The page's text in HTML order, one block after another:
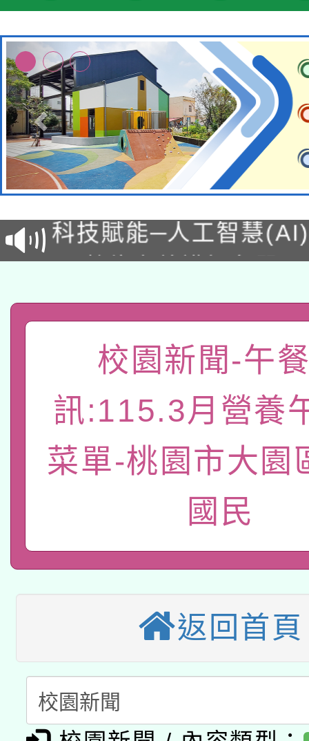
適應運動共學行動站研
本館辦理115年度閱讀
暨閱讀推動專業研習
科技賦能─人工智慧
礎課程
A3數位素養講師名單
pilot」
有關大陸委員會函釋公
薪期間赴陸應申請許可
轉知經濟部水利署委託
業技術研究院辦理「
用水績優單位及節水達
動」
115年8月22日(星期六
桃園市孔廟祈福系列
開 智慧啟航」
2026年桃園地景藝術
「2026桃園藝術巡演
適應運動共學行動站研
本館辦理115年度閱讀
暨閱讀推動專業研習
科技賦能─人工智慧
A3數位素養講師名單
「數位內容與教學軟
pilot」
有關大陸委員會函釋公
薪期間赴陸應申請許可
轉知經濟部水利署委託
校園新聞-午
訊:115.3月營養
菜單-桃園市大園
國民
返回首頁